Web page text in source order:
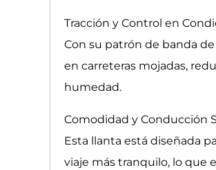
Tracción y Control en
Con su patrón de banda
en carreteras mojadas,
humedad.
Comodidad y Conducción
Esta llanta está diseñada
viaje más tranquilo, lo que